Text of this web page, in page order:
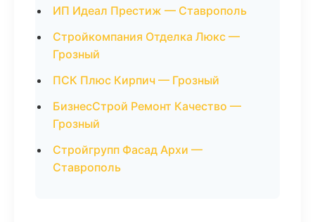
ИП Идеал Престиж — Ставрополь
Стройкомпания Отделка Люкс —
Грозный
ПСК Плюс Кирпич — Грозный
БизнесСтрой Ремонт Качество —
Грозный
Стройгрупп Фасад Архи —
Ставрополь